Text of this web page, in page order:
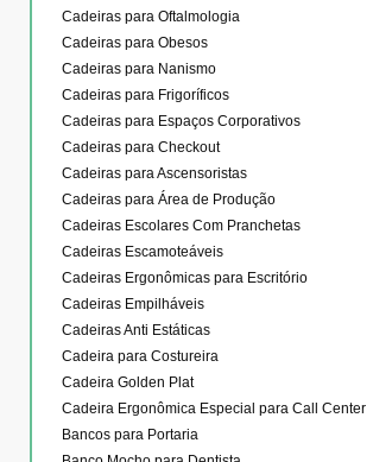
Cadeiras para Oftalmologia
Cadeiras para Obesos
Cadeiras para Nanismo
Cadeiras para Frigoríficos
Cadeiras para Espaços Corporativos
Cadeiras para Checkout
Cadeiras para Ascensoristas
Cadeiras para Área de Produção
Cadeiras Escolares Com Pranchetas
Cadeiras Escamoteáveis
Cadeiras Ergonômicas para Escritório
Cadeiras Empilháveis
Cadeiras Anti Estáticas
Cadeira para Costureira
Cadeira Golden Plat
Cadeira Ergonômica Especial para Call Center
Bancos para Portaria